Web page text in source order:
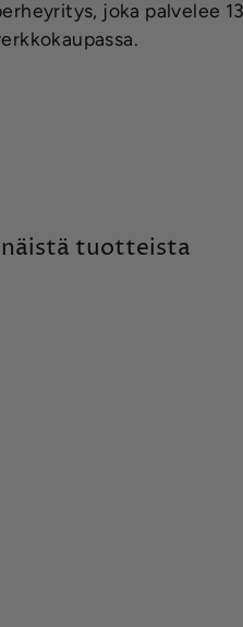
joka palvelee
tuotteista